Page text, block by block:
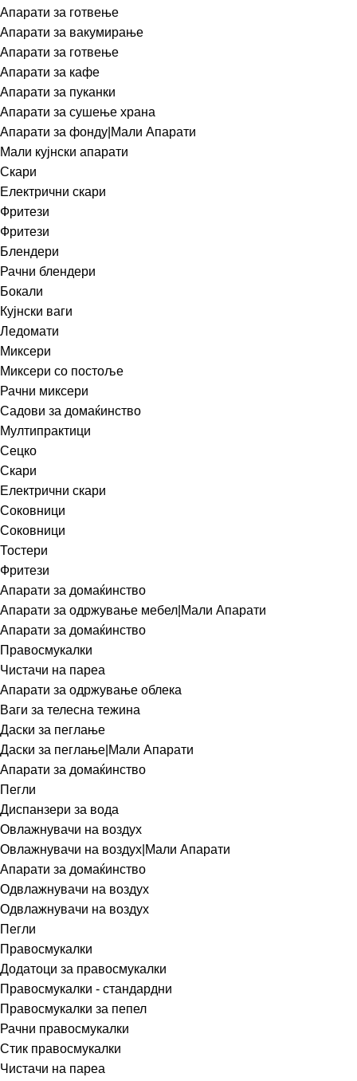
Апарати за готвење
Апарати за вакумирање
Апарати за готвење
Апарати за кафе
Апарати за пуканки
Апарати за сушење храна
Апарати за фонду|Мали Апарати
Мали кујнски апарати
Скари
Електрични скари
Фритези
Фритези
Блендери
Рачни блендери
Бокали
Кујнски ваги
Ледомати
Миксери
Миксери со постоље
Рачни миксери
Садови за домаќинство
Мултипрактици
Сецко
Скари
Електрични скари
Соковници
Соковници
Тостери
Фритези
Апарати за домаќинство
Апарати за одржување мебел|Мали Апарати
Апарати за домаќинство
Правосмукалки
Чистачи на пареа
Апарати за одржување облека
Ваги за телесна тежина
Даски за пеглање
Даски за пеглање|Мали Апарати
Апарати за домаќинство
Пегли
Диспанзери за вода
Овлажнувачи на воздух
Овлажнувачи на воздух|Мали Апарати
Апарати за домаќинство
Одвлажнувачи на воздух
Одвлажнувачи на воздух
Пегли
Правосмукалки
Додатоци за правосмукалки
Правосмукалки - стандардни
Правосмукалки за пепел
Рачни правосмукалки
Стик правосмукалки
Чистачи на пареа